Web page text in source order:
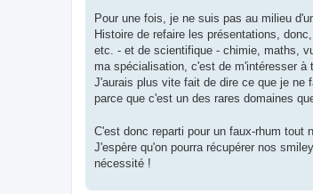
g
Pour une fois, je ne suis pas au milieu
Histoire de refaire les présentations,
etc. - et de scientifique - chimie, maths,
ma spécialisation, c'est de m'intéresser
J'aurais plus vite fait de dire ce que je ne
parce que c'est un des rares domaines
C'est donc reparti pour un faux-rhum tout
J'espère qu'on pourra récupérer nos
nécessité !